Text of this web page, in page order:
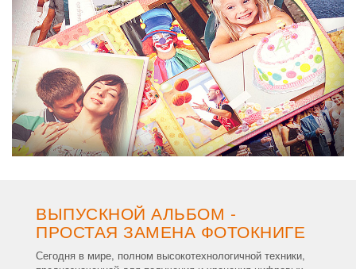
ВЫПУСКНОЙ АЛЬБОМ -
ПРОСТАЯ ЗАМЕНА ФОТОКНИГЕ
Сегодня в мире, полном высокотехнологичной техники,